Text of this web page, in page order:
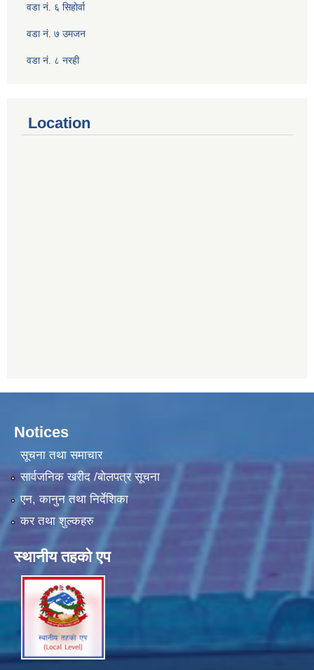
वडा नं. ६ सिहाेर्वा
वडा नं. ७ उमजन
वडा नं. ८ नरही
Location
Notices
सूचना तथा समाचार
सार्वजनिक खरीद /बोलपत्र सूचना
एन, कानुन तथा निर्देशिका
कर तथा शुल्कहरु
स्थानीय तहको एप